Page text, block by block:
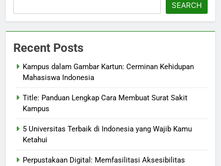
SEARCH
Recent Posts
Kampus dalam Gambar Kartun: Cerminan Kehidupan
Mahasiswa Indonesia
Title: Panduan Lengkap Cara Membuat Surat Sakit
Kampus
5 Universitas Terbaik di Indonesia yang Wajib Kamu
Ketahui
Perpustakaan Digital: Memfasilitasi Aksesibilitas